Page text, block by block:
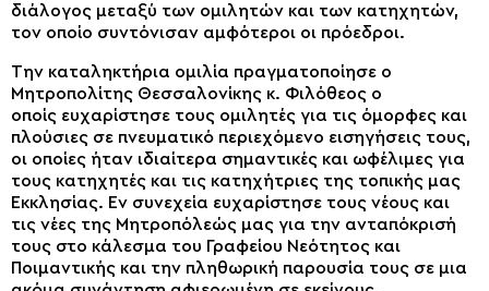
διάλογος μεταξύ των ομιλητών και των κατηχητών,
τον οποίο συντόνισαν αμφότεροι οι πρόεδροι.
Την καταληκτήρια ομιλία πραγματοποίησε ο
Μητροπολίτης Θεσσαλονίκης κ. Φιλόθεος ο
οποίς ευχαρίστησε τους ομιλητές για τις όμορφες και
πλούσιες σε πνευματικό περιεχόμενο εισηγήσεις τους,
οι οποίες ήταν ιδιαίτερα σημαντικές και ωφέλιμες για
τους κατηχητές και τις κατηχήτριες της τοπικής μας
Εκκλησίας. Εν συνεχεία ευχαρίστησε τους νέους και
τις νέες της Μητροπόλεώς μας για την ανταπόκρισή
τους στο κάλεσμα του Γραφείου Νεότητος και
Ποιμαντικής και την πληθωρική παρουσία τους σε μια